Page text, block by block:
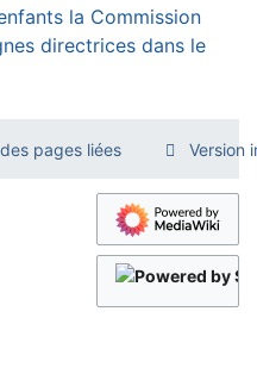
la Commission
directrices dans le
pages liées Version